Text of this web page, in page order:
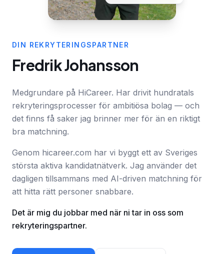
DIN REKRYTERINGSPARTNER
Fredrik Johansson
Medgrundare på HiCareer. Har drivit hundratals
rekryteringsprocesser för ambitiösa bolag — och
det finns få saker jag brinner mer för än en riktigt
bra matchning.
Genom hicareer.com har vi byggt ett av Sveriges
största aktiva kandidatnätverk. Jag använder det
dagligen tillsammans med AI-driven matchning för
att hitta rätt personer snabbare.
Det är mig du jobbar med när ni tar in oss som
rekryteringspartner.